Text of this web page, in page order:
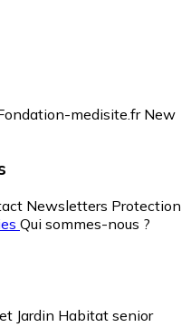
medisite.fr New
Newsletters Protection
Qui sommes-nous ?
Jardin Habitat senior